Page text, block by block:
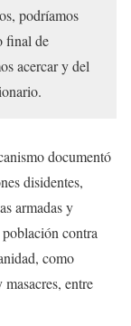
podríamos
final de
acercar y del
documentó
disidentes,
armadas y
contra
como
entre